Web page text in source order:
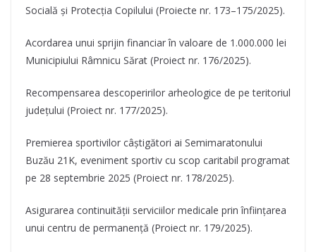
Socială și Protecția Copilului (Proiecte nr. 173–175/2025).
Acordarea unui sprijin financiar în valoare de 1.000.000 lei
Municipiului Râmnicu Sărat (Proiect nr. 176/2025).
Recompensarea descoperirilor arheologice de pe teritoriul
județului (Proiect nr. 177/2025).
Premierea sportivilor câștigători ai Semimaratonului
Buzău 21K, eveniment sportiv cu scop caritabil programat
pe 28 septembrie 2025 (Proiect nr. 178/2025).
Asigurarea continuității serviciilor medicale prin înființarea
unui centru de permanență (Proiect nr. 179/2025).